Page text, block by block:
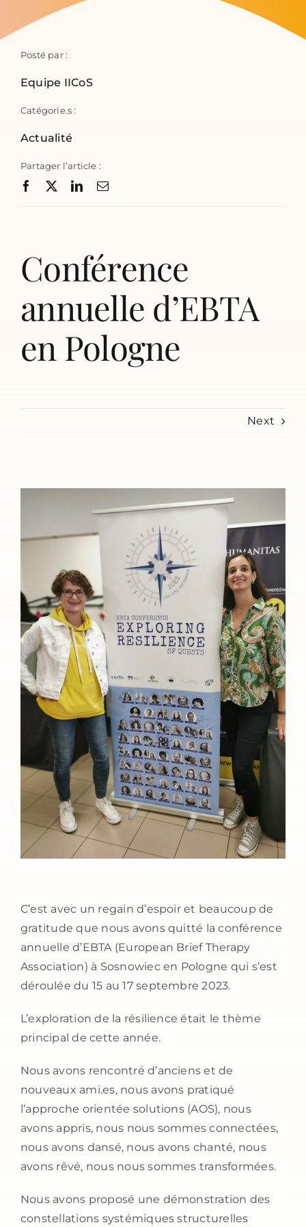
Posté par :
Equipe IICoS
Catégorie.s :
Actualité
Partager l’article :
Conférence
annuelle d’EBTA
en Pologne
Next
C’est avec un regain d’espoir et beaucoup de
gratitude que nous avons quitté la conférence
annuelle d’EBTA (European Brief Therapy
Association) à Sosnowiec en Pologne qui s’est
déroulée du 15 au 17 septembre 2023.
L’exploration de la résilience était le thème
principal de cette année.
Nous avons rencontré d’anciens et de
nouveaux ami.es, nous avons pratiqué
l’approche orientée solutions (AOS), nous
avons appris, nous nous sommes connectées,
nous avons dansé, nous avons chanté, nous
avons rêvé, nous nous sommes transformées.
Nous avons proposé une démonstration des
constellations systémiques structurelles